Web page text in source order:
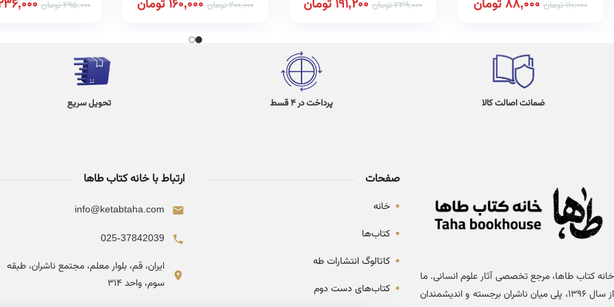
110,000تومان 88,000تومان 239,000تومان 191,200تومان 200,000تومان 160,000تومان 295,000تومان
ضمانت اصالت کالا پرداخت در 4 قسط تحویل سریع
خانه کتاب طاها، مرجع تخصصی آثار علوم انسانی. ما
از سال ۱۳۹۶، پلی میان ناشران برجسته و اندیشمندان
صفحات
• خانه
• کتاب‌ها
• کاتالوگ انتشارات طه
• کتاب‌های دست دوم
ارتباط با خانه کتاب طاها
info@ketabtaha.com
025-37842039
ایران، قم، بلوار معلم، مجتمع ناشران، طبقه
سوم، واحد ۳۱۴